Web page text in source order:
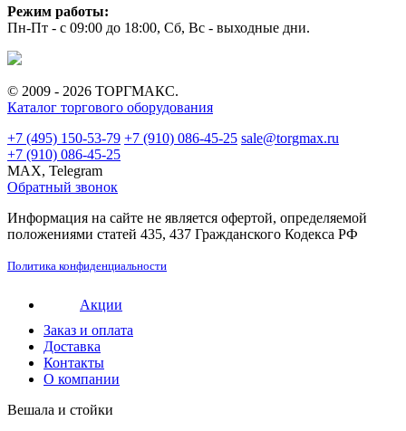
Режим работы:
Пн-Пт - с 09:00 до 18:00, Сб, Вс - выходные дни.
© 2009 - 2026 ТОРГМАКС.
Каталог торгового оборудования
+7 (495) 150-53-79 +7 (910) 086-45-25 sale@torgmax.ru
+7 (910) 086-45-25
MAX, Telegram
Обратный звонок
Информация на сайте не является офертой, определяемой
положениями статей 435, 437 Гражданского Кодекса РФ
Политика конфиденциальности
Акции
Заказ и оплата
Доставка
Контакты
О компании
Вешала и стойки